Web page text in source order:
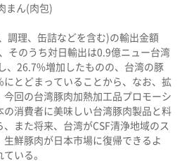
まん(肉包)
調理、缶詰などを含む)の輸出金額
そのうち対日輸出は0.9億ニュー台湾
、26.7%増加したものの、台湾の豚
とどまっていることから、なお、拡
回の台湾豚肉加熱加工品プロモーシ
の消費者に美味しい台湾豚肉製品と料
また将来、台湾がCSF清浄地域のス
鮮豚肉が日本市場に復帰できるよ
いる。